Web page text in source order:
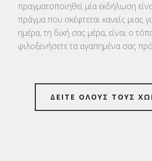
πραγματοποιηθεί μία εκδήλωση
πράγμα που σκέφτεται κανείς μιας
ημέρα, τη δική σας μέρα, είναι ο
φιλοξενήσετε τα αγαπημένα σας
ΔΕΙΤΕ ΟΛΟΥΣ ΤΟΥΣ